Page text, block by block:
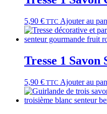
5,90 € TTC Ajouter au
Tresse 1
5,90 € TTC Ajouter au